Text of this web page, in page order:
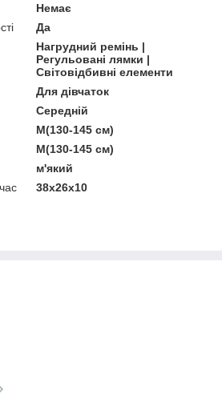
Немає
Да
Нагрудний ремінь |
Регульовані лямки |
Світовідбивні елементи
Для дівчаток
Середній
M(130-145 см)
M(130-145 см)
м'який
38х26х10